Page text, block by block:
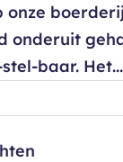
onze
onderuit
baar. Het...